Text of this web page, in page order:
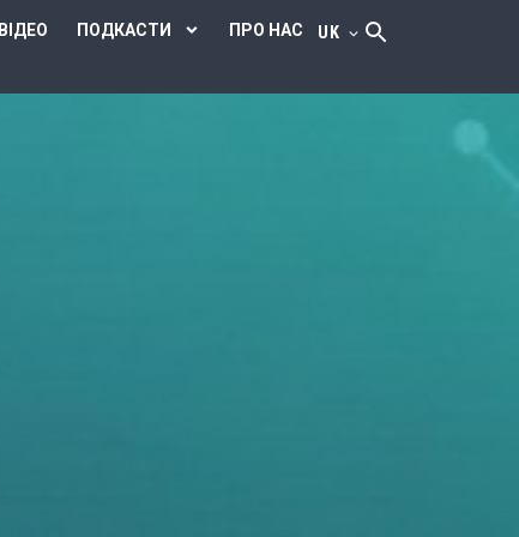
ВІДЕО ПОДКАСТИ ПРО НАС UK